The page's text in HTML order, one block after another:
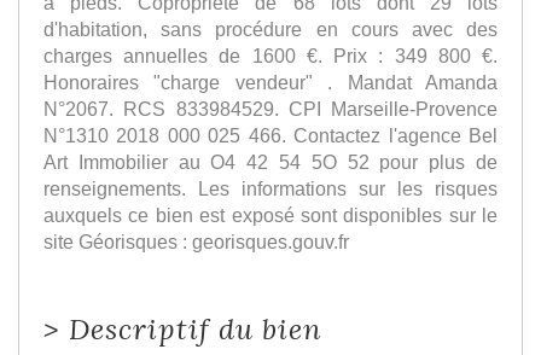
d'habitation, sans procédure en cours avec des
charges annuelles de 1600 €. Prix : 349 800 €.
Honoraires "charge vendeur" . Mandat Amanda
N°2067. RCS 833984529. CPI Marseille-Provence
N°1310 2018 000 025 466. Contactez l'agence Bel
Art Immobilier au O4 42 54 5O 52 pour plus de
renseignements. Les informations sur les risques
auxquels ce bien est exposé sont disponibles sur le
site Géorisques : georisques.gouv.fr
> Descriptif du bien